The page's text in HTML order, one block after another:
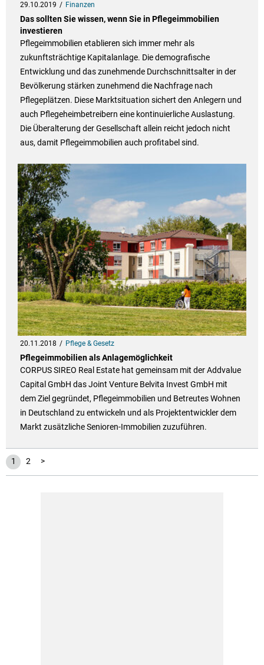
29.10.2019 Finanzen
Das sollten Sie wissen, wenn Sie in Pflegeimmobilien
investieren
Pflegeimmobilien etablieren sich immer mehr als
zukunftsträchtige Kapitalanlage. Die demografische
Entwicklung und das zunehmende Durchschnittsalter in der
Bevölkerung stärken zunehmend die Nachfrage nach
Pflegeplätzen. Diese Marktsituation sichert den Anlegern und
auch Pflegeheimbetreibern eine kontinuierliche Auslastung.
Die Überalterung der Gesellschaft allein reicht jedoch nicht
aus, damit Pflegeimmobilien auch profitabel sind.
20.11.2018 Pflege & Gesetz
Pflegeimmobilien als Anlagemöglichkeit
CORPUS SIREO Real Estate hat gemeinsam mit der Addvalue
Capital GmbH das Joint Venture Belvita Invest GmbH mit
dem Ziel gegründet, Pflegeimmobilien und Betreutes Wohnen
in Deutschland zu entwickeln und als Projektentwickler dem
Markt zusätzliche Senioren-Immobilien zuzuführen.
1 2 >